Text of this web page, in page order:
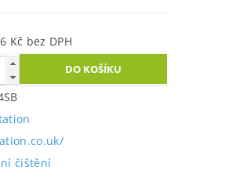
892,56 Kč bez DPH
čištění